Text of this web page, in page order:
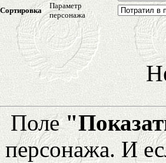
Сортировка
Параметр
персонажа
Поле
персонажа. И